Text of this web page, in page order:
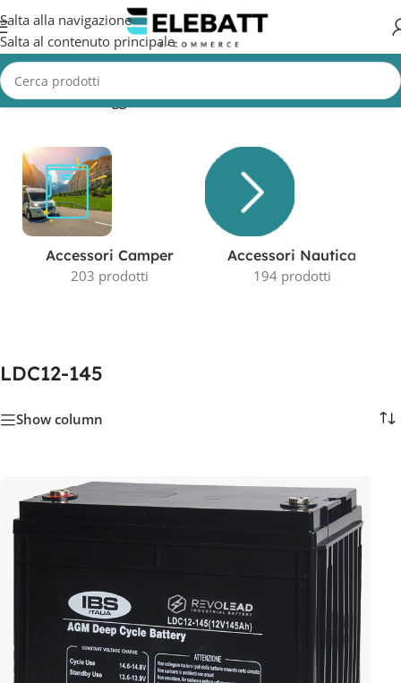
Salta alla navigazione
Salta al contenuto principale
Home/Prodotti taggati “LDC12-145”Visualizzazione del risultato
Accessori Camper
203 prodotti
Accessori Nautica
194 prodotti
LDC12-145
Show column